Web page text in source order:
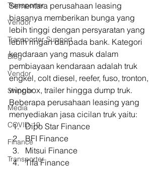
Transporter
Vendor
Transporter Support
Blog
Vendor
Shipper
Media
COVID-19
Finance
Transporter
Sementara perusahaan leasing
biasanya memberikan bunga yang
lebih tinggi dengan persyaratan yang
lebih ringan daripada bank. Kategori
kendaraan yang masuk dalam
pembiayaan kendaraan adalah truk
engkel, colt diesel, reefer, fuso, tronton,
wingbox, trailer hingga dump truk.
Beberapa perusahaan leasing yang
menyediakan jasa cicilan truk yaitu:
Dipo Star Finance
BFI Finance
Mitsui Finance
Tifa Finance